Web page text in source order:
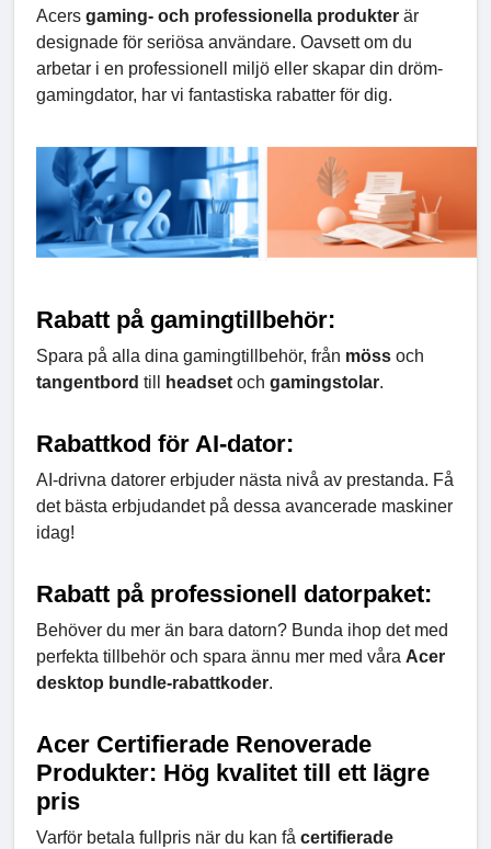
Acers gaming- och professionella produkter är
designade för seriösa användare. Oavsett om du
arbetar i en professionell miljö eller skapar din dröm-
gamingdator, har vi fantastiska rabatter för dig.
Rabatt på gamingtillbehör:
Spara på alla dina gamingtillbehör, från möss och
tangentbord till headset och gamingstolar.
Rabattkod för AI-dator:
AI-drivna datorer erbjuder nästa nivå av prestanda. Få
det bästa erbjudandet på dessa avancerade maskiner
idag!
Rabatt på professionell datorpaket:
Behöver du mer än bara datorn? Bunda ihop det med
perfekta tillbehör och spara ännu mer med våra Acer
desktop bundle-rabattkoder.
Acer Certifierade Renoverade
Produkter: Hög kvalitet till ett lägre
pris
Varför betala fullpris när du kan få certifierade